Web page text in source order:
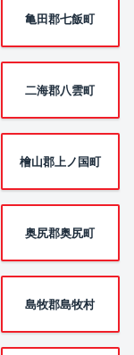
亀田郡七飯町
二海郡八雲町
檜山郡上ノ国町
奥尻郡奥尻町
島牧郡島牧村